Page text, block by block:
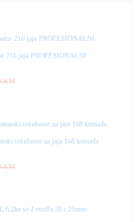
216 jaja PROFESIONALNI
KM
inkubator za jaja 168 komada
KM